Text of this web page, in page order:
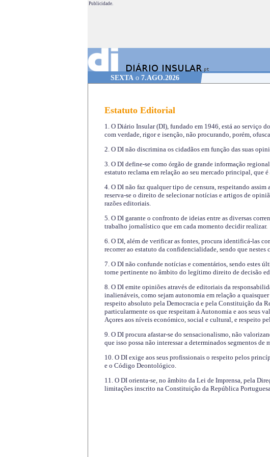
Publicidade.
SEXTAo 7.AGO.2026
Estatuto Editorial
1. O Diário Insular (DI), fundado em 1946, está ao serviço
com verdade, rigor e isenção, não procurando, porém,
2. O DI não discrimina os cidadãos em função das suas
3. O DI define-se como órgão de grande informação
estatuto reclama em relação ao seu mercado principal, que
4. O DI não faz qualquer tipo de censura, respeitando
reserva-se o direito de selecionar notícias e artigos de
razões editoriais.
5. O DI garante o confronto de ideias entre as diversas
trabalho jornalístico que em cada momento decidir realizar.
6. O DI, além de verificar as fontes, procura identificá-las
recorrer ao estatuto da confidencialidade, sendo que
7. O DI não confunde notícias e comentários, sendo estes
torne pertinente no âmbito do legítimo direito de decisão
8. O DI emite opiniões através de editoriais da
inalienáveis, como sejam autonomia em relação a
respeito absoluto pela Democracia e pela Constituição da
particularmente os que respeitam à Autonomia e aos seus
Açores aos níveis económico, social e cultural, e respeito
9. O DI procura afastar-se do sensacionalismo, não
que isso possa não interessar a determinados segmentos
10. O DI exige aos seus profissionais o respeito pelos
e o Código Deontológico.
11. O DI orienta-se, no âmbito da Lei de Imprensa, pela
limitações inscrito na Constituição da República